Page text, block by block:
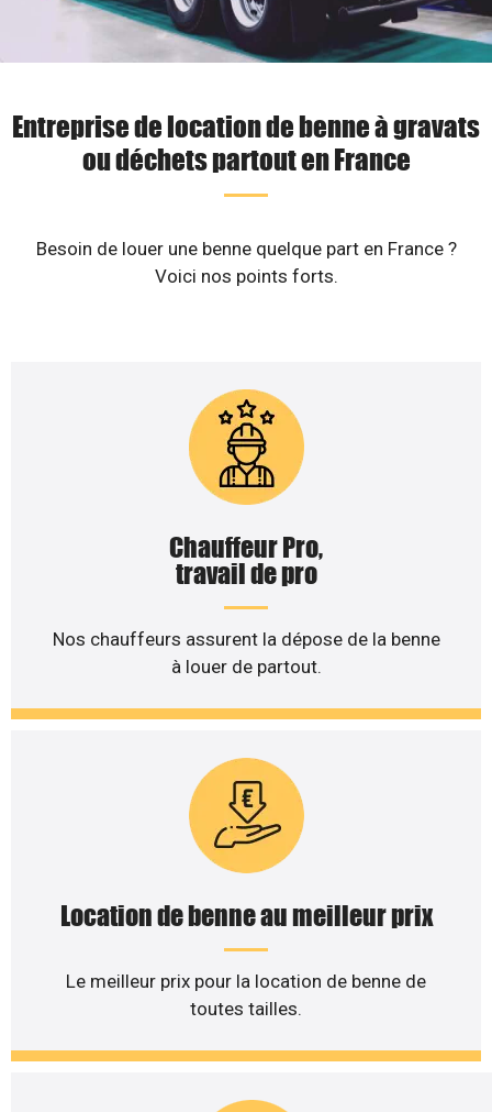
Entreprise de location de benne à gravats
ou déchets partout en France
Besoin de louer une benne quelque part en France ?
Voici nos points forts.
Chauffeur Pro,
travail de pro
Nos chauffeurs assurent la dépose de la benne
à louer de partout.
Location de benne au meilleur prix
Le meilleur prix pour la location de benne de
toutes tailles.